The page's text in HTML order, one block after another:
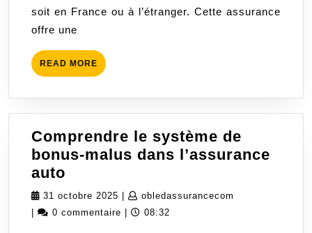
soit en France ou à l’étranger. Cette assurance
offre une
READ MORE READ
MORE
Comprendre le système de
bonus-malus dans l’assurance
auto
le
système
31 octobre 2025 31
octobre
obledassurancecom
0 commentaire 08:32